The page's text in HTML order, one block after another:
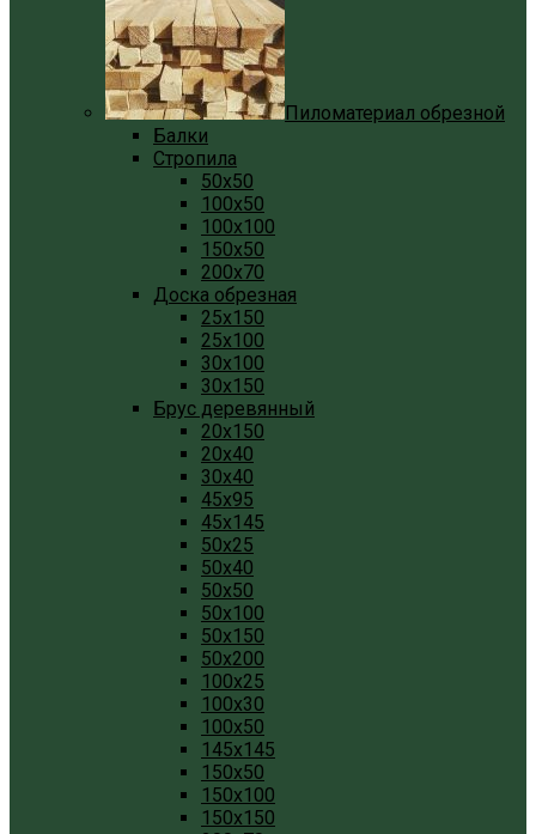
Пиломатериал обрезной
Балки
Стропила
50x50
100x50
100x100
150x50
200x70
Доска обрезная
25x150
25x100
30x100
30x150
Брус деревянный
20x150
20x40
30x40
45x95
45x145
50x25
50x40
50x50
50x100
50x150
50x200
100x25
100x30
100x50
145x145
150x50
150x100
150x150